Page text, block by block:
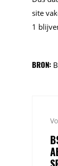
site
1
BRON: